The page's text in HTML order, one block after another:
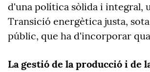
d'una política sòlida i integral,
Transició energètica justa,
públic, que ha d'incorporar
La gestió de la producció i de